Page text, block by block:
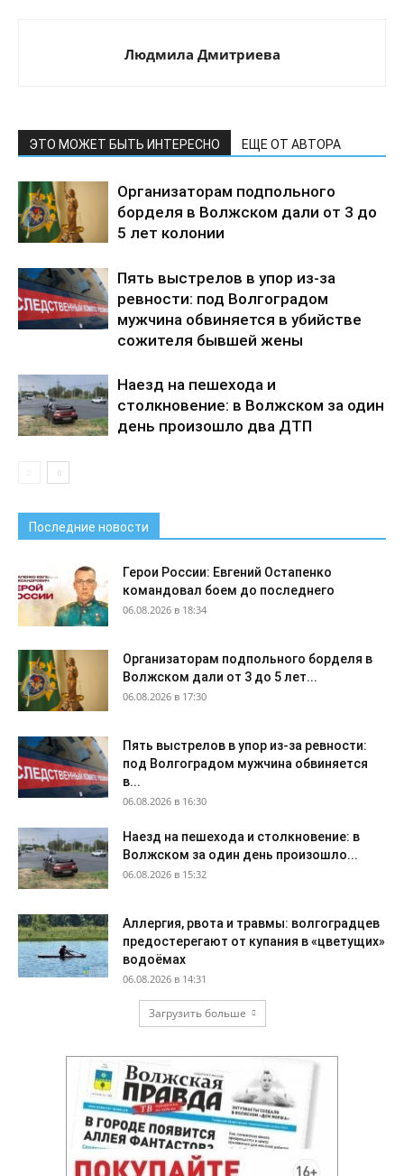
Людмила Дмитриева
ЭТО МОЖЕТ БЫТЬ ИНТЕРЕСНО ЕЩЕ ОТ АВТОРА
Организаторам подпольного
борделя в Волжском дали от 3 до
5 лет колонии
Пять выстрелов в упор из-за
ревности: под Волгоградом
мужчина обвиняется в убийстве
сожителя бывшей жены
Наезд на пешехода и
столкновение: в Волжском за один
день произошло два ДТП
Последние новости
Герои России: Евгений Остапенко
командовал боем до последнего
06.08.2026 в 18:34
Организаторам подпольного борделя в
Волжском дали от 3 до 5 лет...
06.08.2026 в 17:30
Пять выстрелов в упор из-за ревности:
под Волгоградом мужчина обвиняется
в...
06.08.2026 в 16:30
Наезд на пешехода и столкновение: в
Волжском за один день произошло...
06.08.2026 в 15:32
Аллергия, рвота и травмы: волгоградцев
предостерегают от купания в «цветущих»
водоёмах
06.08.2026 в 14:31
Загрузить больше